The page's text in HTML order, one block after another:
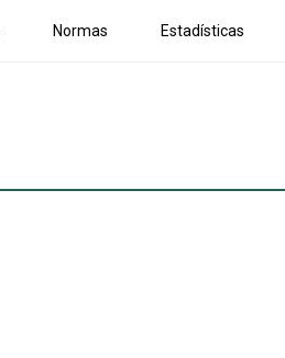
Normas Estadísticas